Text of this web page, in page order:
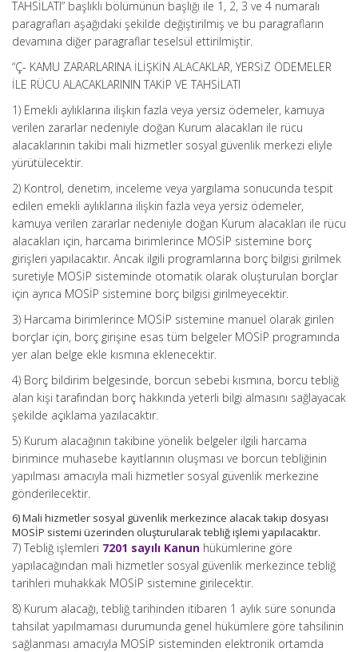
TAHSİLATI” başlıklı bölümünün başlığı ile 1, 2, 3 ve 4 numaralı
paragrafları aşağıdaki şekilde değiştirilmiş ve bu paragrafların
devamına diğer paragraflar teselsül ettirilmiştir.
“Ç- KAMU ZARARLARINA İLİŞKİN ALACAKLAR, YERSİZ ÖDEMELER
İLE RÜCU ALACAKLARININ TAKİP VE TAHSİLATI
1) Emekli aylıklarına ilişkin fazla veya yersiz ödemeler, kamuya
verilen zararlar nedeniyle doğan Kurum alacakları ile rücu
alacaklarının takibi mali hizmetler sosyal güvenlik merkezi eliyle
yürütülecektir.
2) Kontrol, denetim, inceleme veya yargılama sonucunda tespit
edilen emekli aylıklarına ilişkin fazla veya yersiz ödemeler,
kamuya verilen zararlar nedeniyle doğan Kurum alacakları ile rücu
alacakları için, harcama birimlerince MOSİP sistemine borç
girişleri yapılacaktır. Ancak ilgili programlarına borç bilgisi girilmek
suretiyle MOSİP sisteminde otomatik olarak oluşturulan borçlar
için ayrıca MOSİP sistemine borç bilgisi girilmeyecektir.
3) Harcama birimlerince MOSİP sistemine manuel olarak girilen
borçlar için, borç girişine esas tüm belgeler MOSİP programında
yer alan belge ekle kısmına eklenecektir.
4) Borç bildirim belgesinde, borcun sebebi kısmına, borcu tebliğ
alan kişi tarafından borç hakkında yeterli bilgi almasını sağlayacak
şekilde açıklama yazılacaktır.
5) Kurum alacağının takibine yönelik belgeler ilgili harcama
birimince muhasebe kayıtlarının oluşması ve borcun tebliğinin
yapılması amacıyla mali hizmetler sosyal güvenlik merkezine
gönderilecektir.
6) Mali hizmetler sosyal güvenlik merkezince alacak takip dosyası
MOSİP sistemi üzerinden oluşturularak tebliğ işlemi yapılacaktır.
7) Tebliğ işlemleri 7201 sayılı Kanun hükümlerine göre
yapılacağından mali hizmetler sosyal güvenlik merkezince tebliğ
tarihleri muhakkak MOSİP sistemine girilecektir.
8) Kurum alacağı, tebliğ tarihinden itibaren 1 aylık süre sonunda
tahsilat yapılmaması durumunda genel hükümlere göre tahsilinin
sağlanması amacıyla MOSİP sisteminden elektronik ortamda